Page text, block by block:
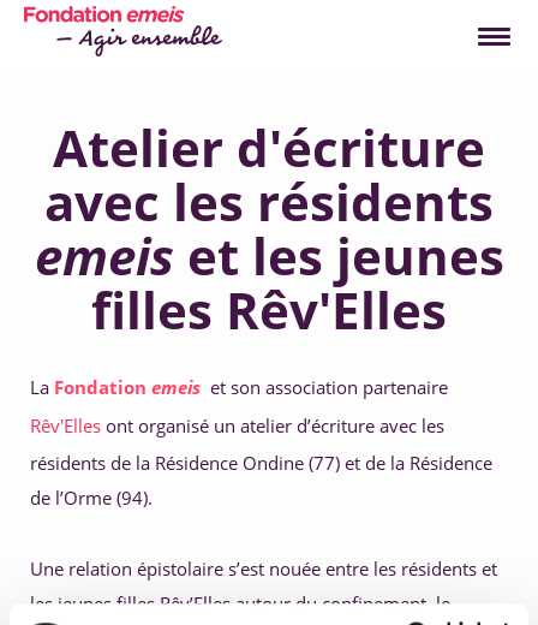
Nous connaître
Notre rapport annuel
2022
Télécharger PDF
Nos actions
Nos axes d'engagement
Nos partenaires témoignentLes 5 raisons de vous
engager
2. Vivre ses valeurs
3. Agir
5. Développer ses compétences
Nos salariés s'engagent
Comment je m'engage ?
Qu'est-ce que le mécénat de compétences ?
Nos salariés témoignent
Engagez-vous !
La Fondation emeis, c'est avant tout la
vôtre.
Atelier d'écriture
avec les résidents
emeis et les jeunes
filles Rêv'Elles
La Fondation emeis
Rêv'Elles ont organisé un atelier d’écriture avec les
résidents de la Résidence Ondine (77) et de la Résidence
de l’Orme (94).
Une relation épistolaire s’est nouée entre les résidents et
les jeunes filles Rêv’Elles autour du confinement, le